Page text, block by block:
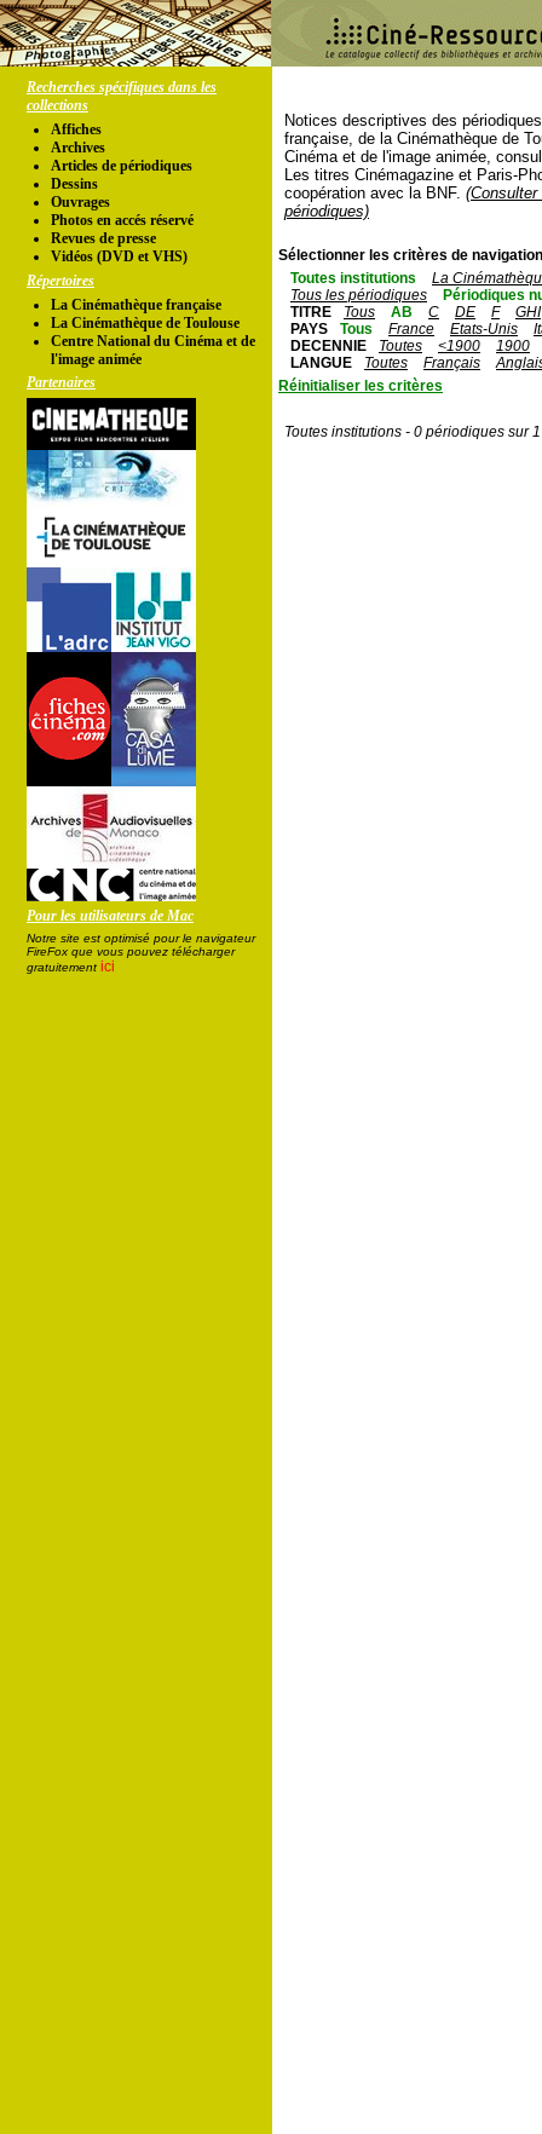
Recherches spécifiques dans les
collections
Affiches
Archives
Articles de périodiques
Dessins
Ouvrages
Photos en accés réservé
Revues de presse
Vidéos (DVD et VHS)
Répertoires
La Cinémathèque française
La Cinémathèque de Toulouse
Centre National du Cinéma et de
l'image animée
Partenaires
Pour les utilisateurs de Mac
Notre site est optimisé pour le navigateur
FireFox que vous pouvez télécharger
gratuitement ici
Notices descriptives des
française, de la Cinémathèque de
Cinéma et de l'image animée,
Les titres Cinémagazine et Paris-
coopération avec la BNF.
périodiques)
Sélectionner les critères de
Toutes institutions
La
Tous les périodiques
Périodiques
TITRE
Tous AB C DE F
GHI
PAYS
Tous France Etats-Unis
DECENNIE
Toutes <1900
1900
LANGUE
Toutes Français
Réinitialiser les critères
Toutes institutions - 0 périodiques sur